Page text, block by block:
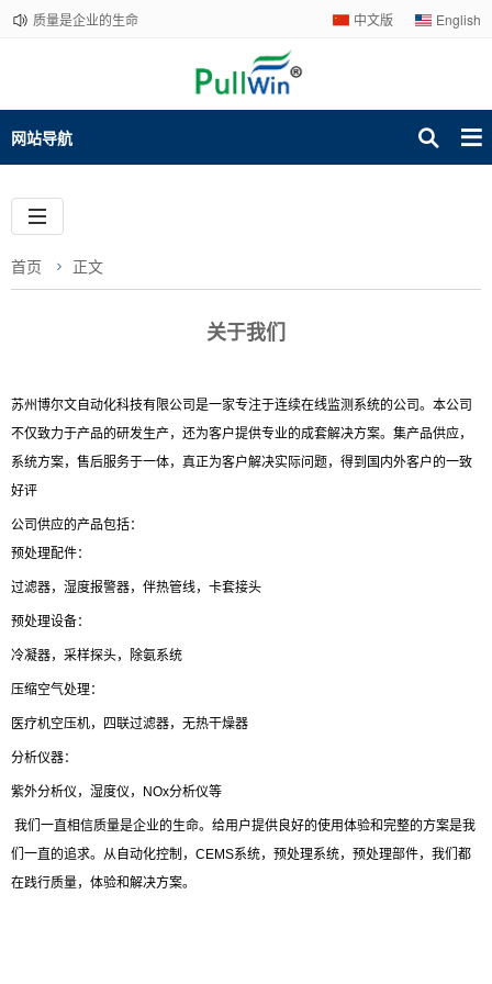
质量是企业的生命 中文版 English
网站导航
首页 正文
关于我们
苏州博尔文自动化科技有限公司是一家专注于连续在线监测系统的公司。本公司
不仅致力于产品的研发生产，还为客户提供专业的成套解决方案。集产品供应，
系统方案，售后服务于一体，真正为客户解决实际问题，得到国内外客户的一致
好评
公司供应的产品包括：
预处理配件：
过滤器，湿度报警器，伴热管线，卡套接头
预处理设备：
冷凝器，采样探头，除氨系统
压缩空气处理：
医疗机空压机，四联过滤器，无热干燥器
分析仪器：
紫外分析仪，湿度仪，NOx分析仪等
我们一直相信质量是企业的生命。给用户提供良好的使用体验和完整的方案是我
们一直的追求。从自动化控制，CEMS系统，预处理系统，预处理部件，我们都
在践行质量，体验和解决方案。